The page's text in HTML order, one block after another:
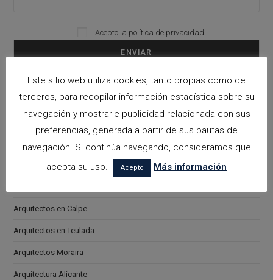
Please leave this field empty.
Acepto la política de privacidad
Categorías
arquitectora espacios biofilicos
Arquitectos en Alicante
Arquitectos en Altea
Arquitectos en Calpe
Arquitectos en Teulada
Arquitectos Moraira
Arquitectura Alicante
Este sitio web utiliza cookies, tanto propias como de
terceros, para recopilar información estadística sobre su
navegación y mostrarle publicidad relacionada con sus
preferencias, generada a partir de sus pautas de
navegación. Si continúa navegando, consideramos que
acepta su uso.
Acepto Más información